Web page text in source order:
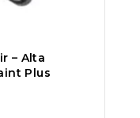
– Alta
Plus